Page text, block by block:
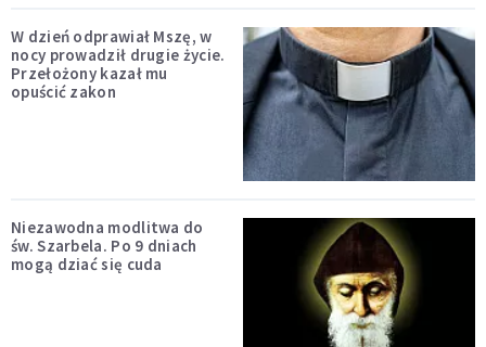
W dzień odprawiał Mszę, w
nocy prowadził drugie życie.
Przełożony kazał mu
opuścić zakon
Niezawodna modlitwa do
św. Szarbela. Po 9 dniach
mogą dziać się cuda